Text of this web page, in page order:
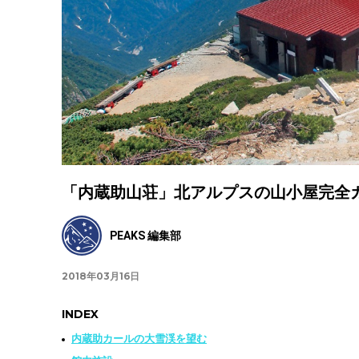
「内蔵助山荘」北アルプスの山小屋完全
PEAKS 編集部
2018年03月16日
INDEX
内蔵助カールの大雪渓を望む